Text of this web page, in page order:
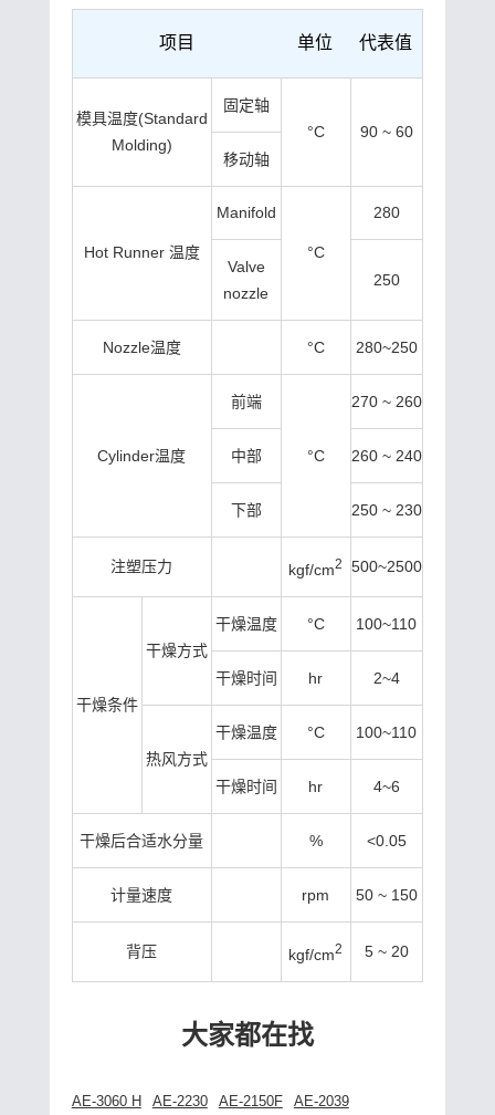
项目 单位 代表值
模具温度(Standard
Molding)
固定轴
°C
90 ~ 60
移动轴
Hot Runner 温度
Manifold
°C
280
Valve
nozzle
250
Nozzle温度 °C 280~250
Cylinder温度
前端
°C
270 ~ 260
中部 260 ~ 240
下部 250 ~ 230
注塑压力 kgf/cm2 500~2500
干燥条件
干燥方式
干燥温度 °C 100~110
干燥时间 hr 2~4
热风方式
干燥温度 °C 100~110
干燥时间 hr 4~6
干燥后合适水分量 % <0.05
计量速度 rpm 50 ~ 150
背压 kgf/cm2 5 ~ 20
大家都在找
AE-3060 H AE-2230 AE-2150F AE-2039